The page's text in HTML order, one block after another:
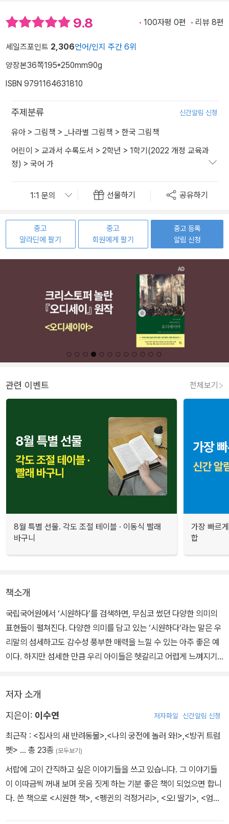
9.8 100자평 0편 리뷰 8편
세일즈포인트 2,306언어/인지 주간 6위
양장본36쪽195*250mm90g
ISBN 9791164631810
주제분류 신간알림 신청
유아 > 그림책 > _나라별 그림책 > 한국 그림책
어린이 > 교과서 수록도서 > 2학년 > 1학기(2022 개정 교육과
정) > 국어 가
선물하기 공유하기
중고
알라딘에 팔기
중고
회원에게 팔기
중고 등록
알림 신청
관련 이벤트 전체보기
8월 특별 선물. 각도 조절 테이블 · 이동식 빨래
바구니
가장 빠르
합
책소개
국립국어원에서 ‘시원하다’를 검색하면, 무심코 썼던 다양한 의미의
표현들이 펼쳐진다. 다양한 의미를 담고 있는 ‘시원하다’라는 말은 우
리말의 섬세하고도 감수성 풍부한 매력을 느낄 수 있는 아주 좋은 예
이다. 하지만 섬세한 만큼 우리 아이들은 헷갈리고 어렵게 느껴지기
보며 “시원-하다!”라는 말이 입에서 절로 터져 나오는 자신을 발견하
게 될 것이다.
저자 소개
지은이: 이수연 저자파일 신간알림 신청
최근작 : <집사의 새 반려동물>,<나의 궁전에 놀러 와!>,<방귀 트럼
펫> … 총 23종 (모두보기)
서랍에 고이 간직하고 싶은 이야기들을 쓰고 있습니다. 그 이야기들
이 이따금씩 꺼내 보며 웃음 짓게 하는 기분 좋은 책이 되었으면 합니
다. 쓴 책으로 <시원한 책>, <펭귄의 걱정거리>, <오! 딸기>, <엄마